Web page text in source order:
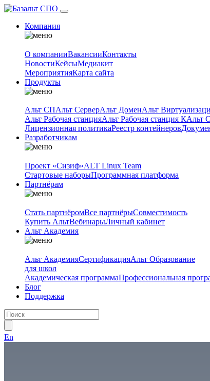
Компания
О компанииВакансииКонтакты
НовостиКейсыМедиакит
МероприятияКарта сайта
Продукты
Альт СПАльт СерверАльт ДоменАльт
Альт Рабочая станцияАльт Рабочая станция КАльт
Лицензионная политикаРеестр контейнеров
Разработчикам
Проект «Сизиф»ALT Linux Team
Стартовые наборыПрограммная платформа
Партнёрам
Стать партнёромВсе партнёрыСовместимость
Купить АльтВебинарыЛичный кабинет
Альт Академия
Альт АкадемияСертификацияАльт Образование
для школ
Академическая программаПрофессиональная
Блог
Поддержка
En